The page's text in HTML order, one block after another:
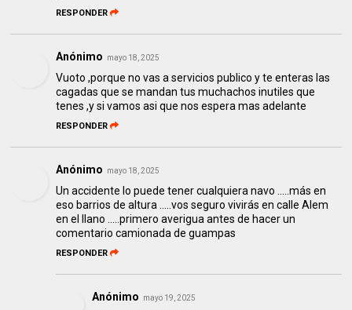
RESPONDER
Anónimo mayo 18, 2025
Vuoto ,porque no vas a servicios publico y te enteras las
cagadas que se mandan tus muchachos inutiles que
tenes ,y si vamos asi que nos espera mas adelante
RESPONDER
Anónimo mayo 18, 2025
Un accidente lo puede tener cualquiera navo .....más en
eso barrios de altura .....vos seguro vivirás en calle Alem
en el llano .....primero averigua antes de hacer un
comentario camionada de guampas
RESPONDER
Anónimo mayo 19, 2025